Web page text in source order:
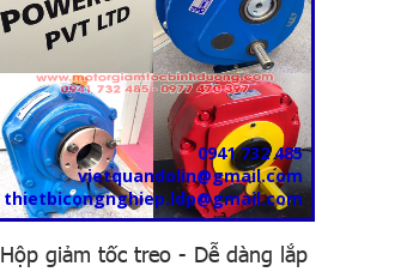
0941 732 485
vietquandolin@gmail.com
thietbicongnghiep.ldp@gmail.com
Hộp giảm tốc treo - Dễ dàng lắp